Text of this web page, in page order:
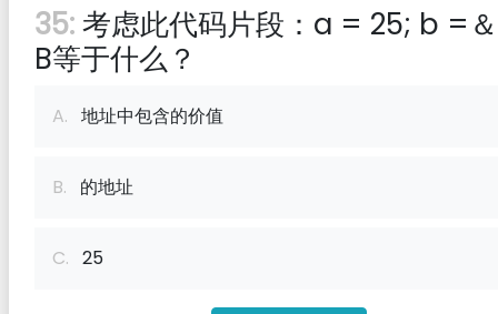
35:考虑此代码片段：a = 25; b =
B等于什么？
A. 地址中包含的价值
B. 的地址
C. 25